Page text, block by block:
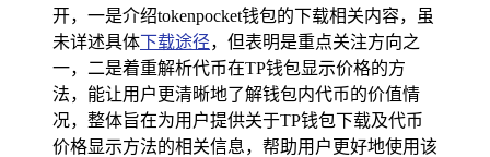
开，一是介绍tokenpocket钱包的下载相关内容，虽
未详述具体下载途径，但表明是重点关注方向之
一，二是着重解析代币在TP钱包显示价格的方
法，能让用户更清晰地了解钱包内代币的价值情
况，整体旨在为用户提供关于TP钱包下载及代币
价格显示方法的相关信息，帮助用户更好地使用该